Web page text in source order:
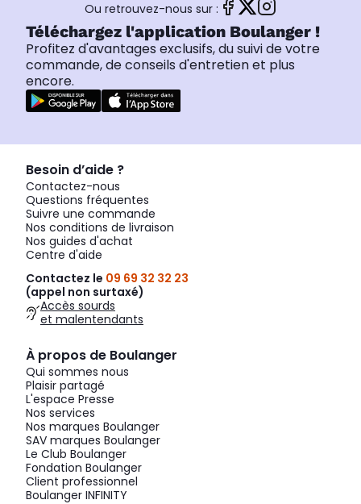
Ou retrouvez-nous sur :
Téléchargez l'application Boulanger !
Profitez d'avantages exclusifs, du suivi de votre
commande, de conseils d'entretien et plus
encore.
Besoin d’aide ?
Contactez-nous
Questions fréquentes
Suivre une commande
Nos conditions de livraison
Nos guides d'achat
Centre d'aide
Contactez le 09 69 32 32 23
(appel non surtaxé)
Accès sourds
et malentendants
À propos de Boulanger
Qui sommes nous
Plaisir partagé
L'espace Presse
Nos services
Nos marques Boulanger
SAV marques Boulanger
Le Club Boulanger
Fondation Boulanger
Client professionnel
Boulanger INFINITY